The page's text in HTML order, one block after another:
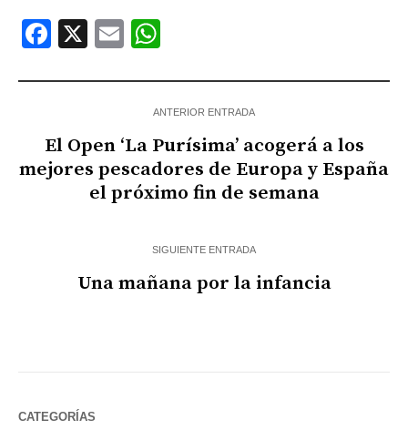
Facebook
X Email
ANTERIOR ENTRADA
El Open ‘La Purísima’ acogerá a los
mejores pescadores de Europa y España
el próximo fin de semana
SIGUIENTE ENTRADA
Una mañana por la infancia
CATEGORÍAS